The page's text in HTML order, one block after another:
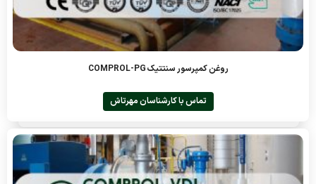
روغن کمپرسور سنتتیک COMPROL-PG
تماس با کارشناسان مهرتاش